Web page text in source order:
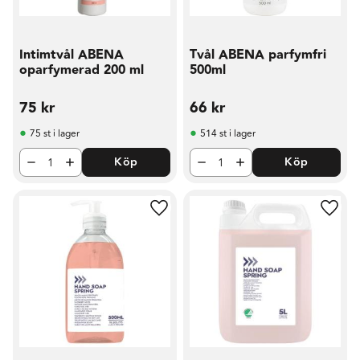
Intimtvål ABENA
oparfymerad 200 ml
75 kr
75 st i lager
Köp
Tvål ABENA parfymfri
500ml
66 kr
514 st i lager
Köp
Lägg till i favoriter